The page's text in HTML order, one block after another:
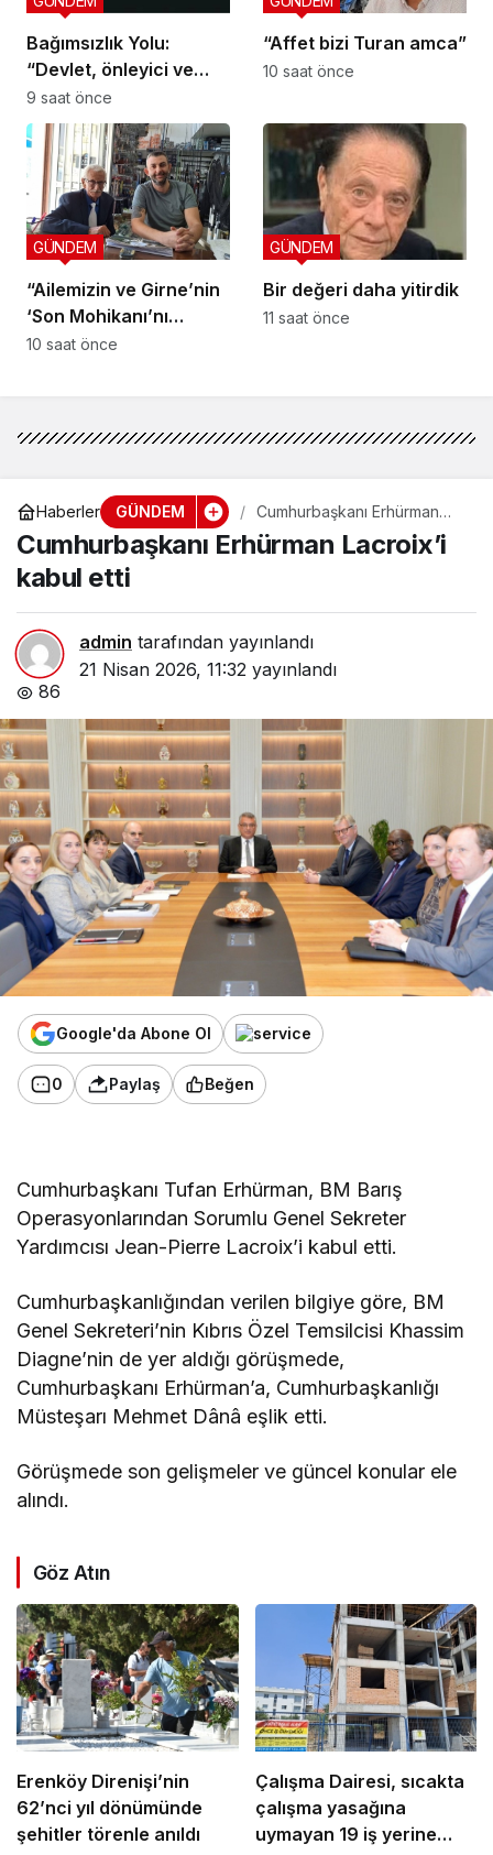
Bağımsızlık Yolu:
“Devlet, önleyici ve
koruyucu
sorumluluklarını yerine
getirmeli”
9 saat önce
“Affet bizi Turan amca”
10 saat önce
“Ailemizin ve Girne’nin
‘Son Mohikanı’nı
kaybettik”
GÜNDEM
10 saat önce
Bir değeri daha yitirdik
GÜNDEM
11 saat önce
Haberler GÜNDEM
Cumhurbaşkanı Erhürman
Lacroix’i kabul etti
Cumhurbaşkanı Erhürman Lacroix’i
kabul etti
admin tarafından yayınlandı
21 Nisan 2026, 11:32 yayınlandı
86
Google'da Abone Ol
0 Paylaş Beğen
Cumhurbaşkanı Tufan Erhürman, BM Barış
OperasyonlarındanSorumlu Genel Sekreter
Yardımcısı Jean-Pierre Lacroix’i kabul etti.
Cumhurbaşkanlığından verilen bilgiye göre, BM
Genel Sekreteri’nin Kıbrıs Özel Temsilcisi Khassim
Diagne’nin de yer aldığı görüşmede,
Cumhurbaşkanı Erhürman’a, Cumhurbaşkanlığı
Müsteşarı Mehmet Dânâ eşlik etti.
Görüşmede son gelişmeler ve güncel konular ele
alındı.
Göz Atın
Erenköy Direnişi’nin
62’nci yıl dönümünde
şehitler törenle anıldı
Çalışma Dairesi, sıcakta
çalışma yasağına
uymayan 19 iş yerine